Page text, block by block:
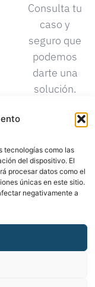
tecnologías como las
del dispositivo. El
procesar datos como el
únicas en este sitio.
negativamente a
Consulta tu
caso y
seguro que
podemos
darte una
solución.
de Privacidad